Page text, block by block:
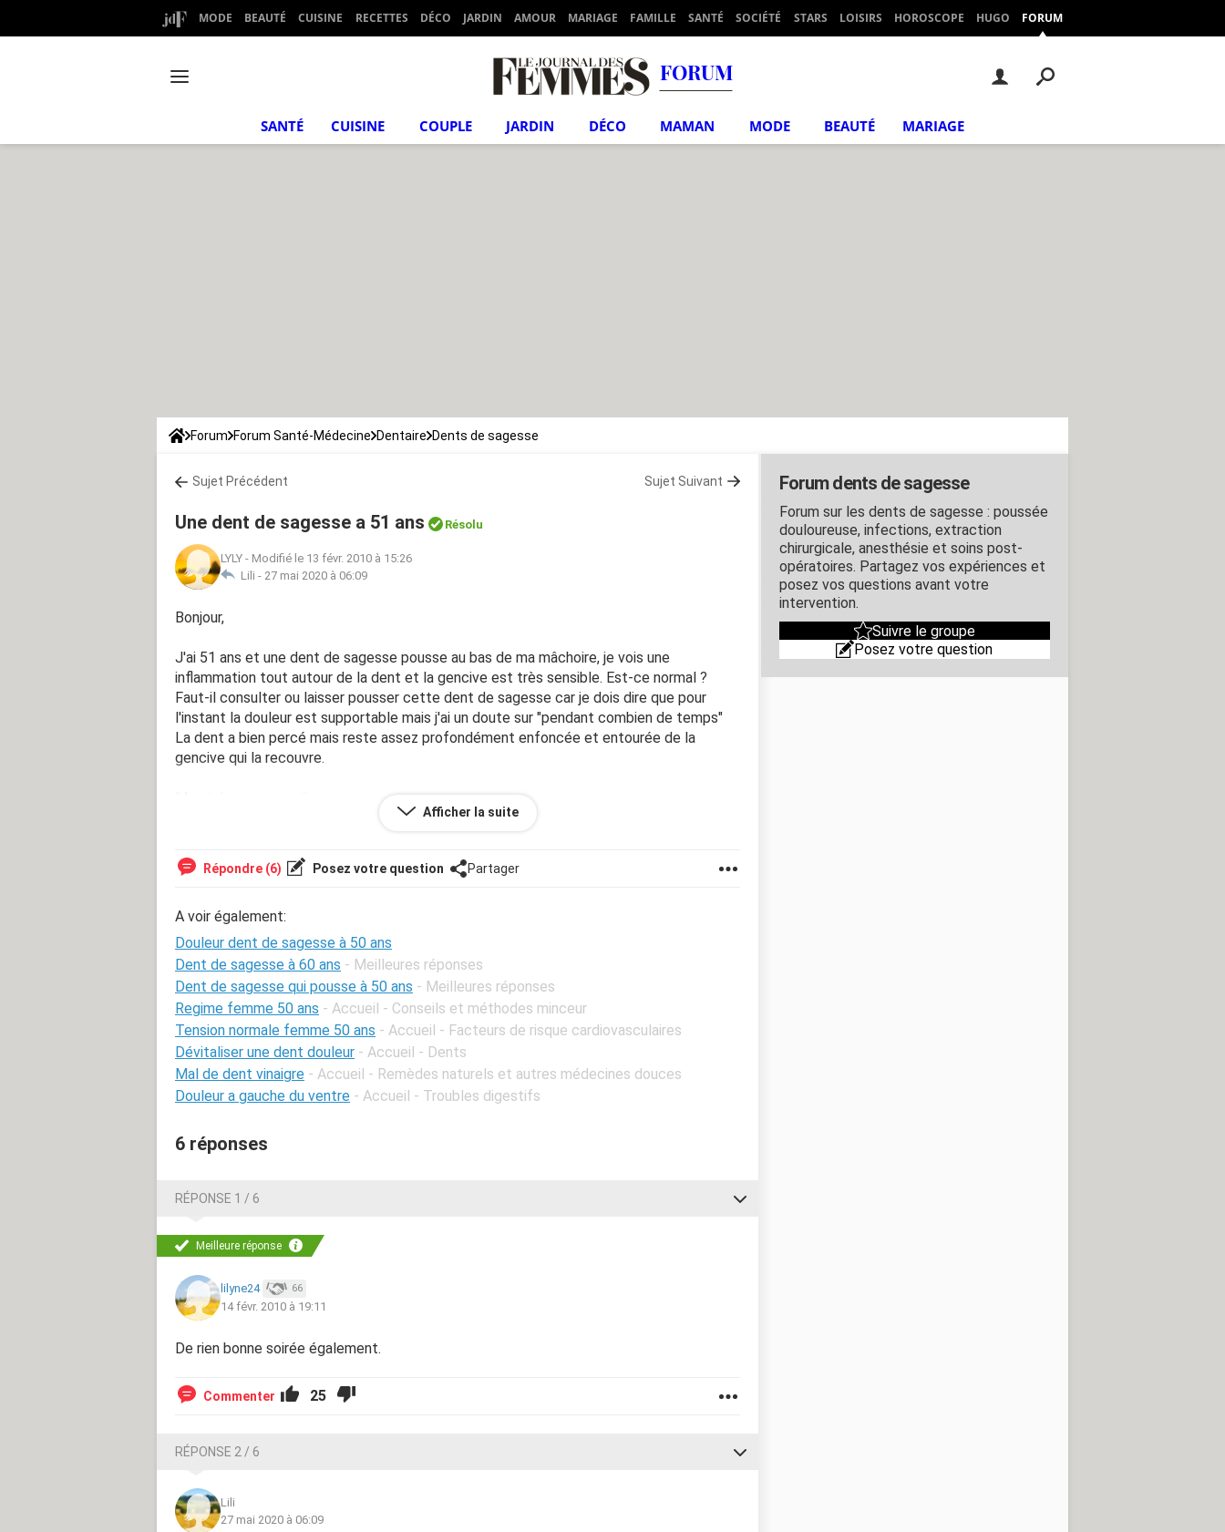
MODE BEAUTÉ CUISINE RECETTES DÉCO JARDIN AMOUR MARIAGE FAMILLE SANTÉ SOCIÉTÉ STARS LOISIRS HOROSCOPE HUGO FORUM
FORUM
SANTÉ CUISINE COUPLE JARDIN DÉCO MAMAN MODE BEAUTÉ MARIAGE
Forum Forum Santé-Médecine Dentaire Dents de sagesse
Sujet Précédent Sujet Suivant
Une dent de sagesse a 51 ans Résolu
LYLY - Modifié le 13 févr. 2010 à 15:26
Lili - 27 mai 2020 à 06:09
Bonjour,
J'ai 51 ans et une dent de sagesse pousse au bas de ma mâchoire, je vois une
inflammation tout autour de la dent et la gencive est très sensible. Est-ce normal ?
Faut-il consulter ou laisser pousser cette dent de sagesse car je dois dire que pour
l'instant la douleur est supportable mais j'ai un doute sur "pendant combien de temps"
La dent a bien percé mais reste assez profondément enfoncée et entourée de la
gencive qui la recouvre.
Afficher la suite
Répondre (6) Posez votre question Partager
A voir également:
Douleur dent de sagesse à 50 ans
Dent de sagesse à 60 ans - Meilleures réponses
Dent de sagesse qui pousse à 50 ans - Meilleures réponses
Regime femme 50 ans - Accueil - Conseils et méthodes minceur
Tension normale femme 50 ans - Accueil - Facteurs de risque cardiovasculaires
Dévitaliser une dent douleur - Accueil - Dents
Mal de dent vinaigre - Accueil - Remèdes naturels et autres médecines douces
Douleur a gauche du ventre - Accueil - Troubles digestifs
6 réponses
RÉPONSE 1 / 6
Meilleure réponse
lilyne24 66
14 févr. 2010 à 19:11
De rien bonne soirée également.
Commenter 25
RÉPONSE 2 / 6
Lili
27 mai 2020 à 06:09
Forum dents de sagesse
Forum sur les dents de sagesse : poussée
douloureuse, infections, extraction
chirurgicale, anesthésie et soins post-
opératoires. Partagez vos expériences et
posez vos questions avant votre
intervention.
Suivre le groupe
Posez votre question